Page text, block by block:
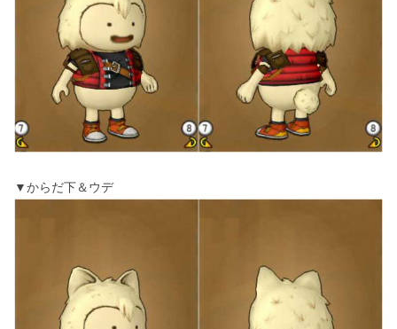
▼からだ下＆ウデ